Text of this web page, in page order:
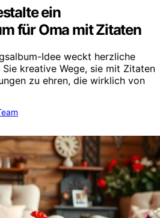
ein
für Oma mit Zitaten
Idee weckt herzliche
kreative Wege, sie mit Zitaten
zu ehren, die wirklich von